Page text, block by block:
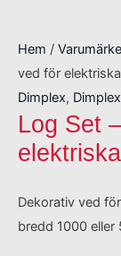
Hem /
ved för
Dimplex,
Log Set
Dekorativ ved
bredd 1000 eller